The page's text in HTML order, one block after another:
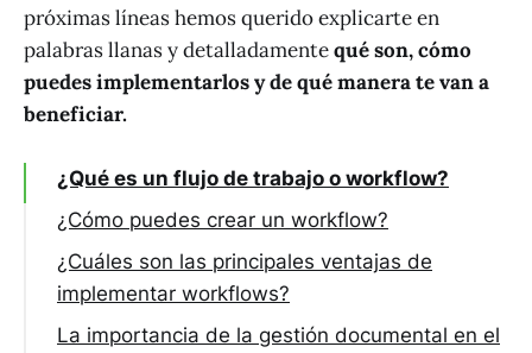
próximas líneas hemos querido explicarte en
palabras llanas y detalladamentequé son, cómo
puedes implementarlos y de qué manera te van a
beneficiar.
¿Qué es un flujo de trabajo o workflow?
¿Cómo puedes crear un workflow?
¿Cuáles son las principales ventajas de
implementar workflows?
La importancia de la gestión documental en el